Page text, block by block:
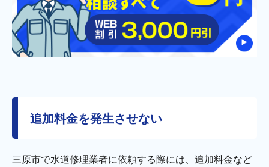
追加料金を発生させない
三原市で水道修理業者に依頼する際には、追加料金など